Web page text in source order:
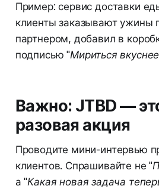
Пример: сервис доставки
клиенты заказывают ужины
партнером, добавил в
подписью"Мириться
Важно: JTBD —
разовая акция
Проводите мини-интервью
клиентов. Спрашивайте не
а"Какая новая задача